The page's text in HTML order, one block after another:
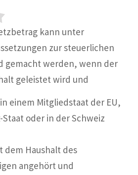
kann unter
zur steuerlichen
gemacht werden, wenn der
geleistet wird und
einem Mitgliedstaat der EU,
Staat oder in der Schweiz
dem Haushalt des
angehört und